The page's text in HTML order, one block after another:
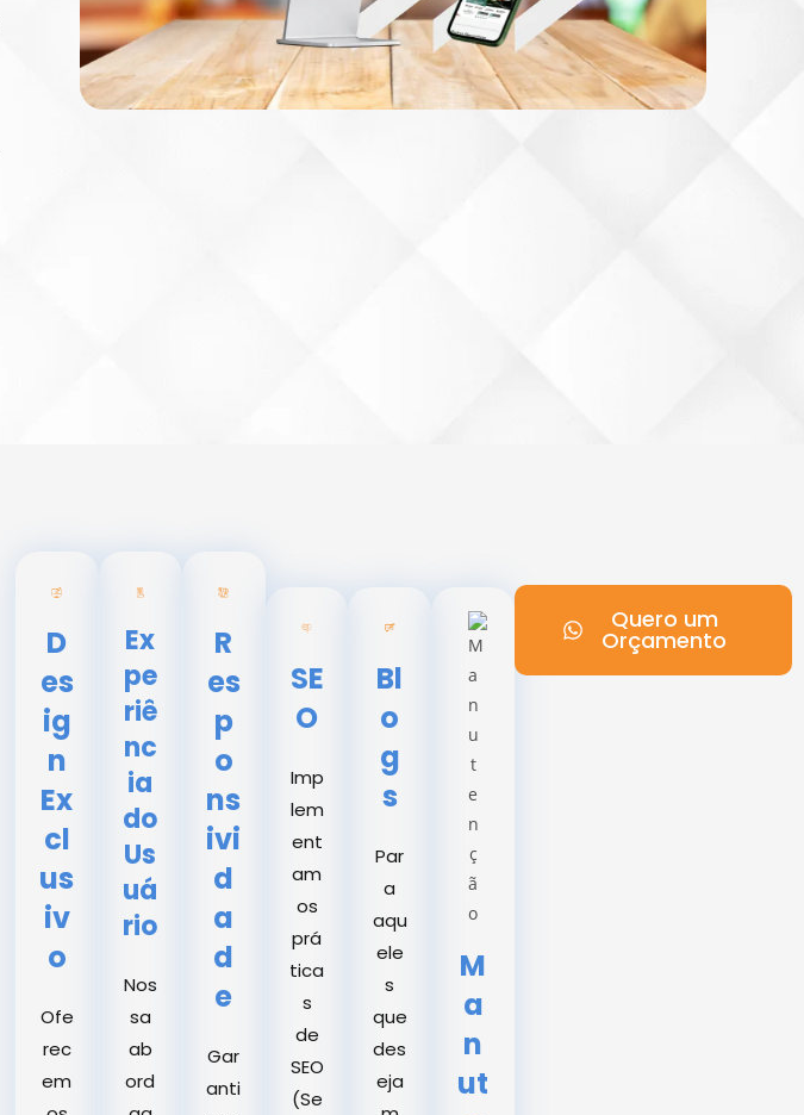
D
es
ig
n
Ex
cl
us
iv
o
Ofe
rec
em
Ex
pe
riê
nc
ia
do
Us
uá
rio
Nos
sa
ab
ord
R
es
p
o
ns
ivi
d
a
d
e
Gar
anti
SE
O
Imp
lem
ent
am
os
prá
tica
s
de
SEO
(Se
Bl
o
g
s
Par
a
aqu
ele
s
que
des
eja
M
a
n
ut
Quero um
Orçamento